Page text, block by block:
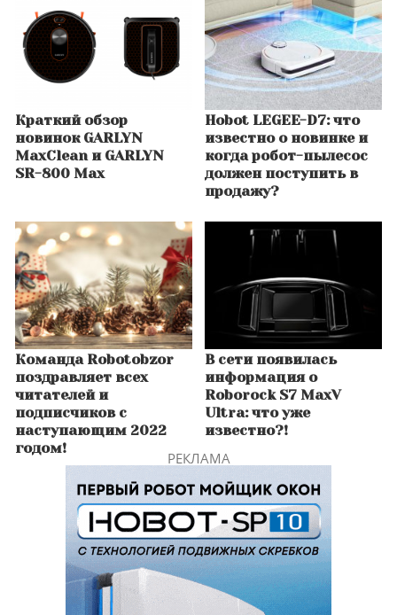
Краткий обзор
новинок GARLYN
MaxClean и GARLYN
SR-800 Max
Hobot LEGEE-D7: что
известно о новинке и
когда робот-пылесос
должен поступить в
продажу?
Команда Robotobzor
поздравляет всех
читателей и
подписчиков с
наступающим 2022
годом!
В сети появилась
информация о
Roborock S7 MaxV
Ultra: что уже
известно?!
РЕКЛАМА